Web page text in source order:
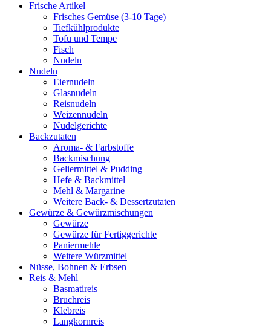
Frische Artikel
Frisches Gemüse (3-10 Tage)
Tiefkühlprodukte
Tofu und Tempe
Fisch
Nudeln
Nudeln
Eiernudeln
Glasnudeln
Reisnudeln
Weizennudeln
Nudelgerichte
Backzutaten
Aroma- & Farbstoffe
Backmischung
Geliermittel & Pudding
Hefe & Backmittel
Mehl & Margarine
Weitere Back- & Dessertzutaten
Gewürze & Gewürzmischungen
Gewürze
Gewürze für Fertiggerichte
Paniermehle
Weitere Würzmittel
Nüsse, Bohnen & Erbsen
Reis & Mehl
Basmatireis
Bruchreis
Klebreis
Langkornreis